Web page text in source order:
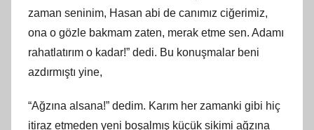
zaman seninim, Hasan abi de canımız ciğerimiz,
ona o gözle bakmam zaten, merak etme sen. Adamı
rahatlatırım o kadar!” dedi. Bu konuşmalar beni
azdırmıştı yine,
“Ağzına alsana!” dedim. Karım her zamanki gibi hiç
itiraz etmeden yeni boşalmış küçük sikimi ağzına